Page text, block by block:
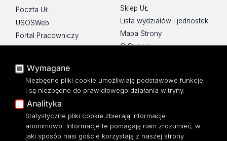
Poczta UŁ
USOSWeb
Portal Pracowniczy
Baza Aktów Własnych
Moodle
Eksperci UŁ
Polityka Prywatności
Dostępność
Sklep UŁ
Lista wydziałów i jednostek
Mapa Strony
O Stronie
Wymagane
Niezbędne pliki cookie umożliwiają podstawowe funkcje
i są niezbędne do prawidłowego działania witryny.
Analityka
Statystyczne pliki cookie zbierają informacje
anonimowo. Informacje te pomagają nam zrozumieć, w
jaki sposób nasi goście korzystają z naszej strony